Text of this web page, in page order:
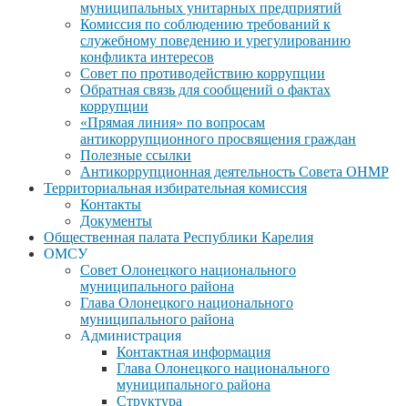
муниципальных унитарных предприятий
Комиссия по соблюдению требований к
служебному поведению и урегулированию
конфликта интересов
Совет по противодействию коррупции
Обратная связь для сообщений о фактах
коррупции
«Прямая линия» по вопросам
антикоррупционного просвящения граждан
Полезные ссылки
Антикоррупционная деятельность Совета ОНМР
Территориальная избирательная комиссия
Контакты
Документы
Общественная палата Республики Карелия
ОМСУ
Совет Олонецкого национального
муниципального района
Глава Олонецкого национального
муниципального района
Администрация
Контактная информация
Глава Олонецкого национального
муниципального района
Структура